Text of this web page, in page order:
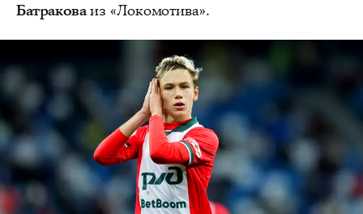
Батраковаиз «Локомотива».